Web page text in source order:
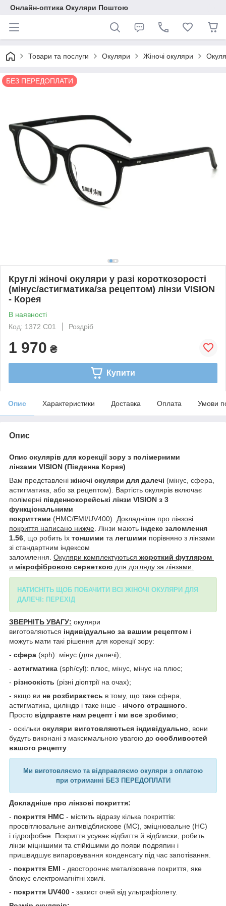
Онлайн-оптика Окуляри Поштою
Товари та послуги Окуляри Жіночі окуляри
БЕЗ ПЕРЕДОПЛАТИ
Круглі жіночі окуляри у разі короткозорості
(мінус/астигматика/за рецептом) лінзи VISION
- Корея
В наявності
Код: 1372 С01
Роздріб
1 970 ₴
Купити
Опис Характеристики Доставка Оплата Умови
Опис
Опис окулярів для корекції зору з полімерними
лінзами VISION (Південна Корея)
Вам представлені жіночі окуляри для далечі (мінус, сфера,
астигматика, або за рецептом).
Вартість окулярів включає
полімерні південнокорейські лінзи VISION з 3
функціональними
покриттями (HMC/EMI/UV400). Докладніше про лінзові
покриття написано нижче . Лінзи мають індекс заломлення
1.56 , що робить їх тоншими та легшими порівняно з лінзами
зі стандартним індексом
заломлення. Окуляри комплектуються жорсткий футляром
и мікрофібровою серветкою для догляду за лінзами.
НАТИСНІТЬ ЩОБ ПОБАЧИТИ ВСІ ЖІНОЧІ ОКУЛЯРИ ДЛЯ
ДАЛЕЧІ: ПЕРЕХІД
ЗВЕРНІТЬ УВАГУ: окуляри
виготовляються індивідуально за вашим рецептом і
можуть мати такі рішення для корекції зору:
- сфера (sph): мінус (для далечі);
- астигматика (sph/cyl): плюс, мінус, мінус на плюс;
- різноокість (різні діоптрії на очах);
- якщо ви не розбираєтесь в тому, що таке сфера,
астигматика, циліндр і таке інше - нічого страшного
Просто відправте нам рецепт і ми все зробимо;
- оскільки окуляри виготовляються індивідуально , вони
будуть виконані з максимальною увагою до особливостей
вашого рецепту
Ми виготовляємо та відправляємо окуляри з оплатою
при отриманні БЕЗ ПЕРЕДОПЛАТИ
Докладніше про лінзові покриття:
- покриття HMC - містить відразу кілька покриттів:
просвітлювальне антивідблискове (MC), зміцнювальне (HC)
і гідрофобне. Покриття усуває відбиття й відблиски, робить
лінзи міцнішими та стійкішими до появи подряпин і
пришвидшує випаровування конденсату під час запотівання.
- покриття EMI - двостороннє металізоване покриття, яке
блокує електромагнітні хвилі.
- покриття UV400 - захист очей від ультрафіолету.